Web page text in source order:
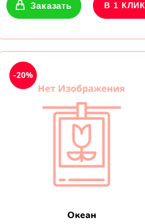
Заказать В 1 КЛИК
Океан
-20%